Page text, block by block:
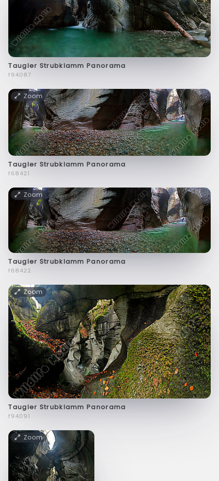
Taugler Strubklamm Panorama
f94087
Zoom
Taugler Strubklamm Panorama
f68421
Zoom
Taugler Strubklamm Panorama
f68422
Zoom
Taugler Strubklamm Panorama
f94091
Zoom